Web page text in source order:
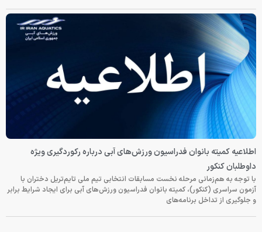
اطلاعیه کمیته بانوان فدراسیون ورزش‌های آبی درباره رکوردگیری ویژه
داوطلبان کنکور
با توجه به هم‌زمانی مرحله نخست مسابقات انتخابی تیم ملی تایم‌تریل دختران با
آزمون سراسری (کنکور)، کمیته بانوان فدراسیون ورزش‌های آبی برای ایجاد شرایط برابر
و جلوگیری از تداخل برنامه‌های